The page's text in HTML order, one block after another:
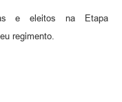
e eleitos na Etapa
regimento.